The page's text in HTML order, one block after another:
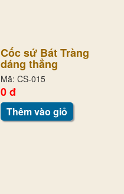
Cốc sứ Bát Tràng
dáng thẳng
Mã: CS-015
0 đ
Thêm vào giỏ